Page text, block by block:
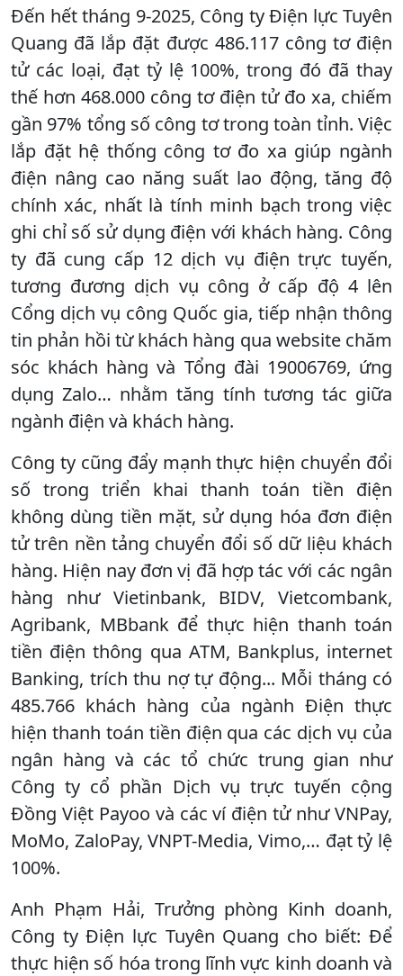
Đến hết tháng 9-2025, Công ty Điện lực Tuyên
Quang đã lắp đặt được 486.117 công tơ điện
tử các loại, đạt tỷ lệ 100%, trong đó đã thay
thế hơn 468.000 công tơ điện tử đo xa, chiếm
gần 97% tổng số công tơ trong toàn tỉnh. Việc
lắp đặt hệ thống công tơ đo xa giúp ngành
điện nâng cao năng suất lao động, tăng độ
chính xác, nhất là tính minh bạch trong việc
ghi chỉ số sử dụng điện với khách hàng. Công
ty đã cung cấp 12 dịch vụ điện trực tuyến,
tương đương dịch vụ công ở cấp độ 4 lên
Cổng dịch vụ công Quốc gia, tiếp nhận thông
tin phản hồi từ khách hàng qua website chăm
sóc khách hàng và Tổng đài 19006769, ứng
dụng Zalo… nhằm tăng tính tương tác giữa
ngành điện và khách hàng.
Công ty cũng đẩy mạnh thực hiện chuyển đổi
số trong triển khai thanh toán tiền điện
không dùng tiền mặt, sử dụng hóa đơn điện
tử trên nền tảng chuyển đổi số dữ liệu khách
hàng. Hiện nay đơn vị đã hợp tác với các ngân
hàng như Vietinbank, BIDV, Vietcombank,
Agribank, MBbank để thực hiện thanh toán
tiền điện thông qua ATM, Bankplus, internet
Banking, trích thu nợ tự động... Mỗi tháng có
485.766 khách hàng của ngành Điện thực
hiện thanh toán tiền điện qua các dịch vụ của
ngân hàng và các tổ chức trung gian như
Công ty cổ phần Dịch vụ trực tuyến cộng
Đồng Việt Payoo và các ví điện tử như VNPay,
MoMo, ZaloPay, VNPT-Media, Vimo,… đạt tỷ lệ
100%.
Anh Phạm Hải, Trưởng phòng Kinh doanh,
Công ty Điện lực Tuyên Quang cho biết: Để
thực hiện số hóa trong lĩnh vực kinh doanh và